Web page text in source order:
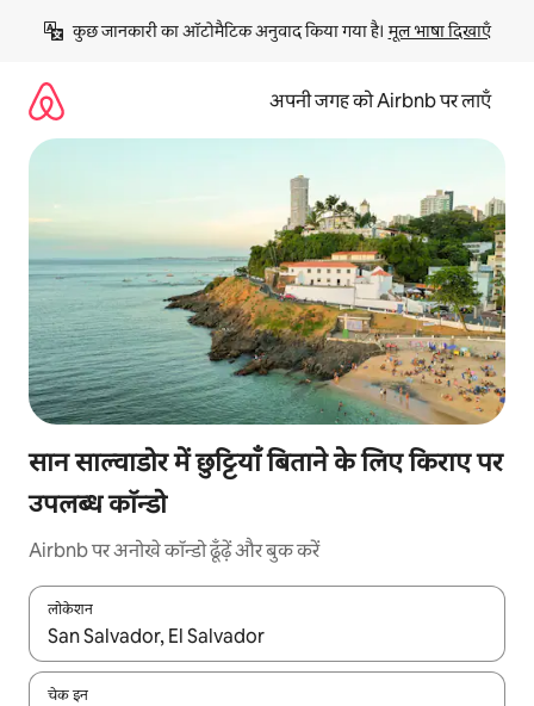
छोड़कर
कॉन्टेंट
कुछ जानकारी का ऑटोमैटिक अनुवाद किया गया है। मूल भाषा दिखाएँ
अपनी जगह को Airbnb पर लाएँ
सान साल्वाडोर में छुट्टियाँ बिताने के लिए किराए पर
उपलब्ध कॉन्डो
Airbnb पर अनोखे कॉन्डो ढूँढ़ें और बुक करें
लोकेशन
नतीजों के उपलब्ध होने पर, अप और डाउन 'ऐरो की' का इस्तेमाल करके नेविगेट
चेक इन